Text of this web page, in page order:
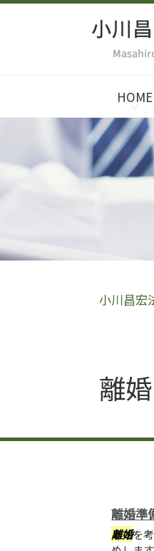
HOME
小川昌宏
離
離婚準
離婚を